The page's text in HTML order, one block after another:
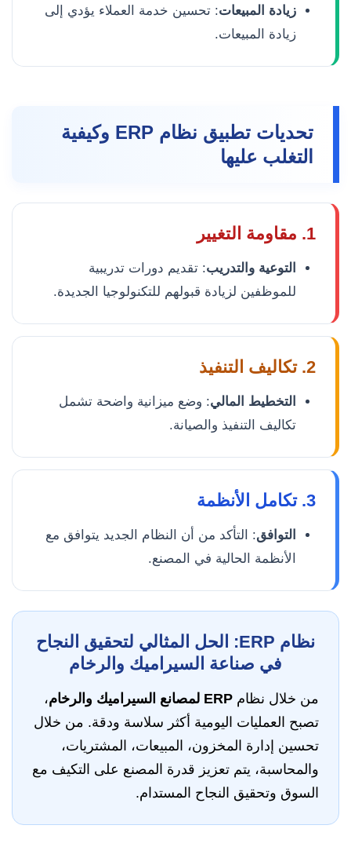
زيادة المبيعات: تحسين خدمة العملاء يؤدي إلى
زيادة المبيعات.
تحديات تطبيق نظام ERP وكيفية
التغلب عليها
1. مقاومة التغيير
التوعية والتدريب: تقديم دورات تدريبية
للموظفين لزيادة قبولهم للتكنولوجيا الجديدة.
2. تكاليف التنفيذ
التخطيط المالي: وضع ميزانية واضحة تشمل
تكاليف التنفيذ والصيانة.
3. تكامل الأنظمة
التوافق: التأكد من أن النظام الجديد يتوافق مع
الأنظمة الحالية في المصنع.
نظام ERP: الحل المثالي لتحقيق النجاح
في صناعة السيراميك والرخام
من خلال نظام ERP لمصانع السيراميك والرخام
،
تصبح العمليات اليومية أكثر سلاسة ودقة. من خلال
تحسين إدارة المخزون، المبيعات، المشتريات،
والمحاسبة، يتم تعزيز قدرة المصنع على التكيف مع
السوق وتحقيق النجاح المستدام.